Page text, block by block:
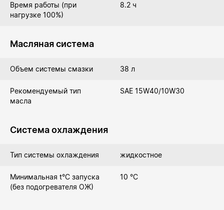
Время работы (при
нагрузке 100%)
8.2 ч
Масляная система
Объем системы смазки 38 л
Рекомендуемый тип
масла
SAE 15W40/10W30
Система охлаждения
Тип системы охлаждения жидкостное
Минимальная t°С запуска
(без подогревателя ОЖ)
10 °C